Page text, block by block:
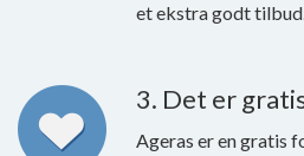
et ekstra godt
3. Det er
Ageras er en gratis